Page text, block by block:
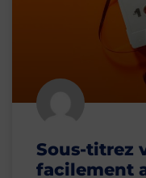
Sous-titrez
facilement